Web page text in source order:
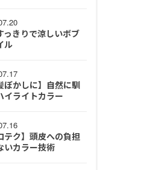
っきりで涼しいボブ
ル
ぼかしに】自然に馴
イライトカラー
テク】頭皮への負担
いカラー技術